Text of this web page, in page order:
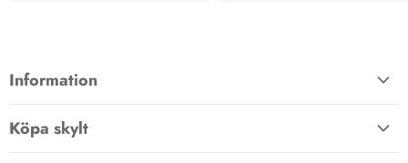
Information
Köpa skylt